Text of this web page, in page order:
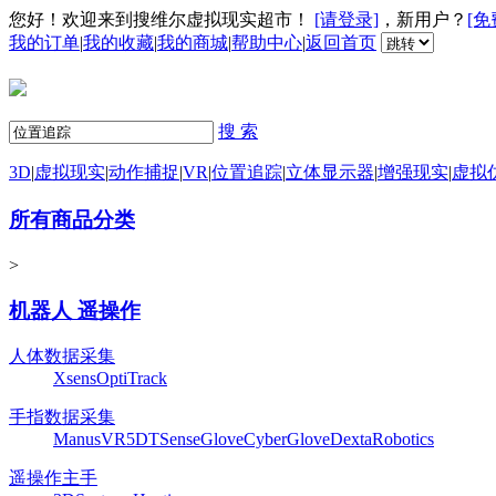
您好！欢迎来到搜维尔虚拟现实超市！ [请登录] ，新用户？ [免
我的订单|我的收藏|我的商城|帮助中心|返回首页
搜 索
3D|虚拟现实|动作捕捉|VR|位置追踪|立体显示器|增强现实|虚拟
所有商品分类
>
机器人 遥操作
人体数据采集
XsensOptiTrack
手指数据采集
ManusVR5DTSenseGloveCyberGloveDextaRobotics
遥操作主手